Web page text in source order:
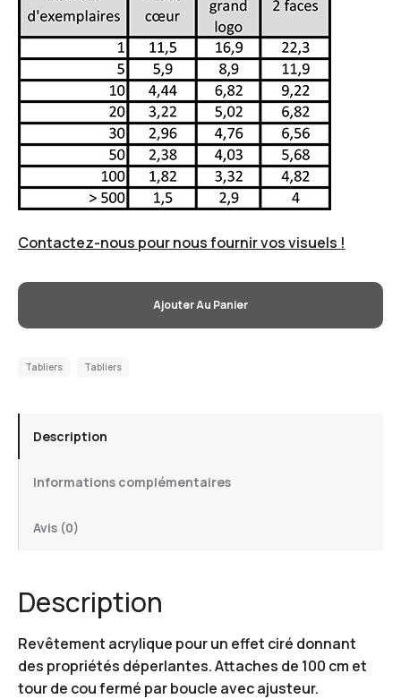
Contactez-nous pour nous fournir vos visuels !
Ajouter Au Panier
Tabliers Tabliers
Description
Informations complémentaires
Avis (0)
Description
Revêtement acrylique pour un effet ciré donnant
des propriétés déperlantes. Attaches de 100 cm et
tour de cou fermé par boucle avec ajusteur.